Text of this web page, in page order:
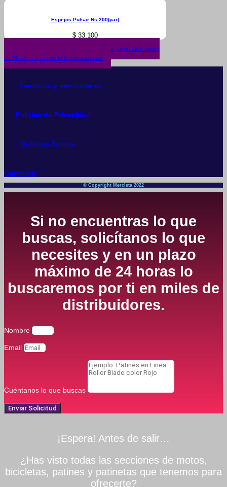
Espejos Pulsar Ns 200(par)
$ 33.100
¿No encuentras lo que buscas? solicítalo dando click aquí y
en 24 horas o menos te lo encontramos.
Términos y condiciones
Política de Privacidad
Quiénes Somos
Contacto
© Copyright Mercleta 2022
Si no encuentras lo que
buscas, solicítanos lo que
necesites y en un plazo
máximo de 24 horas lo
buscaremos por ti en miles de
distribuidores.
Nombre
Email
Cuéntanos lo que buscas
Enviar Solicitud
¡Espera! Antes de salir…
¿Has visto todas las secciones de motos,
bicicletas, patines y patinetas que tenemos para
ofrecerte?